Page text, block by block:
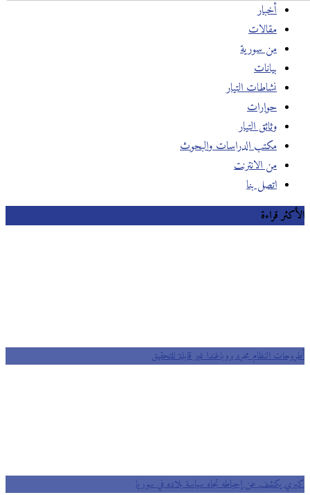
أخبار
مقالات
من سورية
بيانات
نشاطات التيار
حوارات
وثائق التيار
مكتب الدراسات والبحوث
من الانترنت
اتصل بنا
الأكثر قراءة
أطروحات النظام مجرد بروباغندا غير قابلة للتحقيق
كيري يكشف عن إحباطه تجاه سياسة بلاده في سوريا